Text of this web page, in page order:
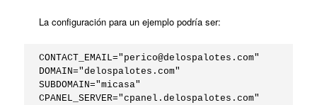
La configuración para un ejemplo podría ser:
CONTACT_EMAIL=" perico@delospalotes.com"
DOMAIN="delospalotes.com"
SUBDOMAIN="micasa"
CPANEL_SERVER="cpanel.delospalotes.com"